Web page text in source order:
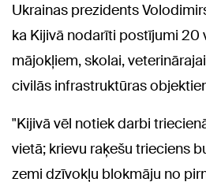
Ukrainas prezidents
ka Kijivā nodarīti postījumi 20
mājokļiem, skolai,
civilās infrastruktūras
"Kijivā vēl notiek darbi
vietā; krievu raķešu trieciens
zemi dzīvokļu blokmāju no